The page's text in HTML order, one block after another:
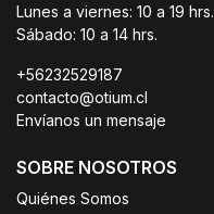
Lunes a viernes: 10 a 19 hrs.
Sábado: 10 a 14 hrs.
+56232529187
contacto@otium.cl
Envíanos un mensaje
SOBRE NOSOTROS
Quiénes Somos